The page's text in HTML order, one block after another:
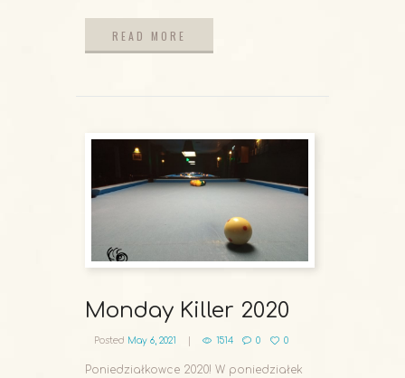
READ MORE
Monday Killer 2020
Posted May 6, 2021 1514 0 0
Poniedziałkowce 2020! W poniedziałek